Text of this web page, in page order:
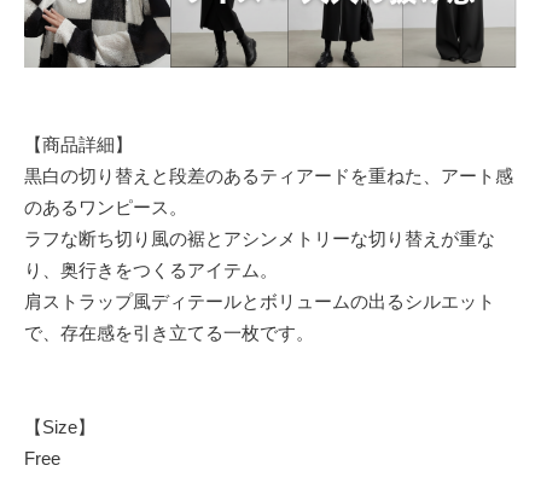
【商品詳細】
黒白の切り替えと段差のあるティアードを重ねた、アート感
のあるワンピース。
ラフな断ち切り風の裾とアシンメトリーな切り替えが重な
り、奥行きをつくるアイテム。
肩ストラップ風ディテールとボリュームの出るシルエット
で、存在感を引き立てる一枚です。
【Size】
Free